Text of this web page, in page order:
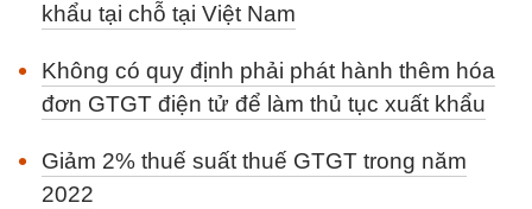
khẩu tại chỗ tại Việt Nam
Không có quy định phải phát hành thêm hóa
đơn GTGT điện tử để làm thủ tục xuất khẩu
Giảm 2% thuế suất thuế GTGT trong năm
2022